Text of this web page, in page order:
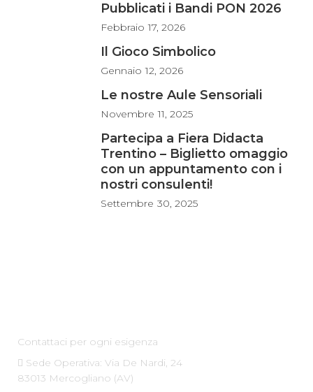
Pubblicati i Bandi PON 2026
Febbraio 17, 2026
Il Gioco Simbolico
Gennaio 12, 2026
Le nostre Aule Sensoriali
Novembre 11, 2025
Partecipa a Fiera Didacta
Trentino – Biglietto omaggio
con un appuntamento con i
nostri consulenti!
Settembre 30, 2025
Contattaci per ogni esigenza
Sede Operativa: Via De Nardi, 24
83013 Mercogliano (AV)